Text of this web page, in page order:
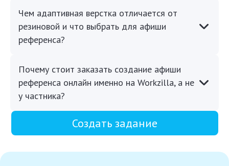
Чем адаптивная верстка отличается от
резиновой и что выбрать для афиши
референса?
Почему стоит заказать создание афиши
референса онлайн именно на Workzilla, а не
у частника?
Создать задание